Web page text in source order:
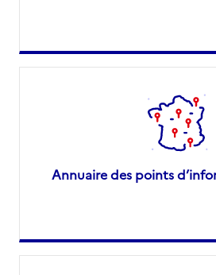
Annuaire des points